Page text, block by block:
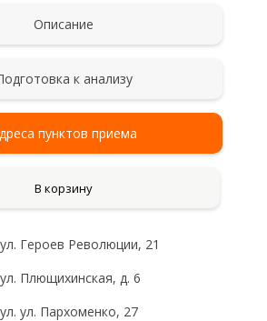
Описание
к анализу
пунктов приема
В корзину
Героев Революции, 21
Плющихинская, д. 6
ул. Пархоменко, 27